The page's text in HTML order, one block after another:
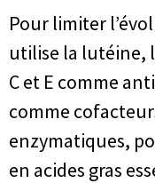
Pour limiter
utilise la lutéine,
C et E comme
comme
enzymatiques,
en acides gras